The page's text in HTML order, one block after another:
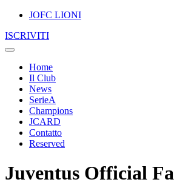
JOFC LIONI
ISCRIVITI
Home
Il Club
News
SerieA
Champions
JCARD
Contatto
Reserved
Juventus Official